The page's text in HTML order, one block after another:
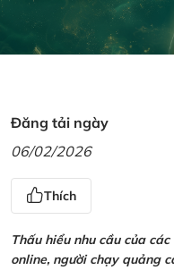
Đăng tải ngày
06/02/2026
Thích
Thấu hiểu nhu cầu của
online, người chạy quảng